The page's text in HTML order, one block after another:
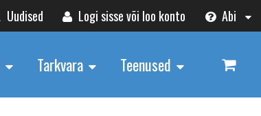
Uudised Logi sisse või loo konto Abi
Tarkvara Teenused